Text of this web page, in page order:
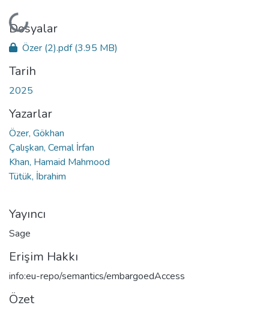
Yükleniyor...
Dosyalar
Özer (2).pdf(3.95 MB)
Tarih
2025
Yazarlar
Özer, Gökhan
Çalışkan, Cemal İrfan
Khan, Hamaid Mahmood
Tütük, İbrahim
Yayıncı
Sage
Erişim Hakkı
info:eu-repo/semantics/embargoedAccess
Özet